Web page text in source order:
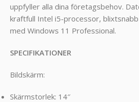
uppfyller alla dina företagsbehov.
kraftfull Intel i5-processor, blixtsnabb
med Windows 11 Professional.
SPECIFIKATIONER
Bildskärm:
Skärmstorlek: 14″